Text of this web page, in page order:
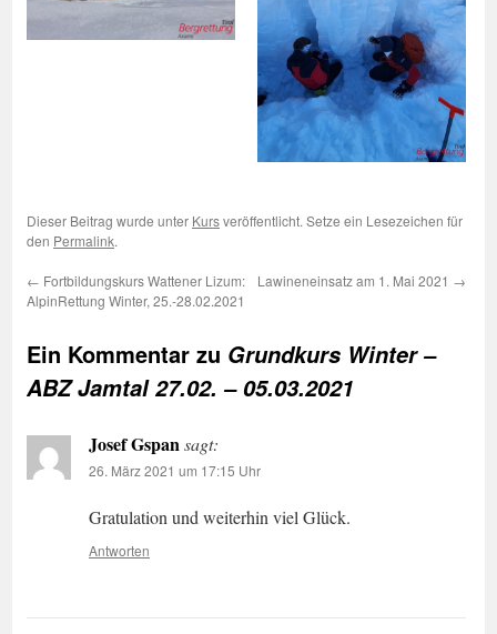
Dieser Beitrag wurde unter Kursveröffentlicht. Setze ein Lesezeichen für
den Permalink.
← Fortbildungskurs Wattener Lizum:
AlpinRettung Winter, 25.-28.02.2021
Lawineneinsatz am 1. Mai 2021 →
Ein Kommentar zu Grundkurs Winter –
ABZ Jamtal 27.02. – 05.03.2021
Josef Gspan sagt:
26. März 2021 um 17:15 Uhr
Gratulation und weiterhin viel Glück.
Antworten